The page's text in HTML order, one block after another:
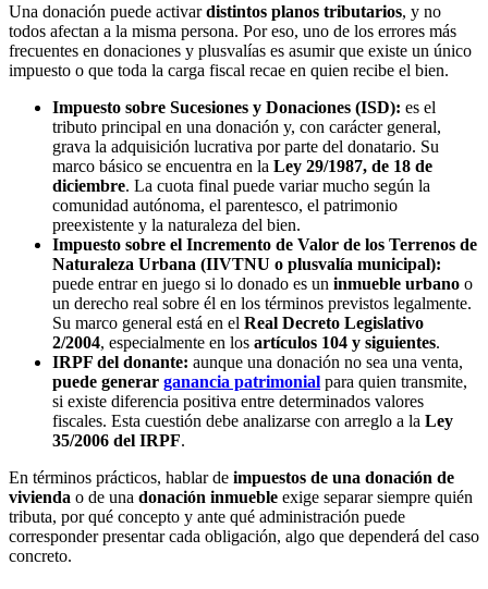
Una donación puede activardistintos planos tributarios, y no
todos afectan a la misma persona. Por eso, uno de los errores más
frecuentes en donaciones y plusvalías es asumir que existe un único
impuesto o que toda la carga fiscal recae en quien recibe el bien.
Impuesto sobre Sucesiones y Donaciones (ISD): es el
tributo principal en una donación y, con carácter general,
grava la adquisición lucrativa por parte del donatario. Su
marco básico se encuentra en la Ley 29/1987, de 18 de
diciembre. La cuota final puede variar mucho según la
comunidad autónoma, el parentesco, el patrimonio
preexistente y la naturaleza del bien.
Impuesto sobre el Incremento de Valor de los Terrenos de
Naturaleza Urbana (IIVTNU o plusvalía municipal):
puede entrar en juego si lo donado es un inmueble urbano o
un derecho real sobre él en los términos previstos legalmente.
Su marco general está en el Real Decreto Legislativo
2/2004, especialmente en los artículos 104 y siguientes.
IRPF del donante: aunque una donación no sea una venta,
puede generar ganancia patrimonial para quien transmite,
si existe diferencia positiva entre determinados valores
fiscales. Esta cuestión debe analizarse con arreglo a la Ley
35/2006 del IRPF.
En términos prácticos, hablar de impuestos de una donación de
vivienda o de una donación inmueble exige separar siempre quién
tributa, por qué concepto y ante qué administración puede
corresponder presentar cada obligación, algo que dependerá del caso
concreto.